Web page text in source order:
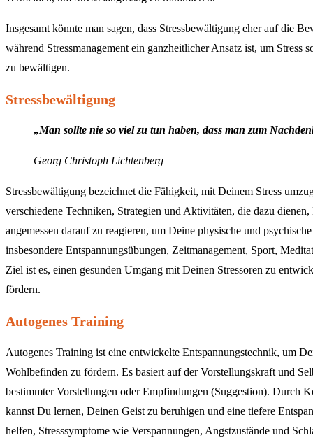
Insgesamt könnte man sagen, dass Stressbewältigung eher auf die
während Stressmanagement ein ganzheitlicher Ansatz ist, um Stress
zu bewältigen.
Stressbewältigung
„Man sollte nie so viel zu tun haben, dass man zum
Georg Christoph Lichtenberg
Stressbewältigung bezeichnet die Fähigkeit, mit Deinem Stress
verschiedene Techniken, Strategien und Aktivitäten, die dazu
angemessen darauf zu reagieren, um Deine physische und
insbesondere Entspannungsübungen, Zeitmanagement, Sport,
Ziel ist es, einen gesunden Umgang mit Deinen Stressoren zu
fördern.
Autogenes Training
Autogenes Training ist eine entwickelte Entspannungstechnik, um
Wohlbefinden zu fördern. Es basiert auf der Vorstellungskraft und
bestimmter Vorstellungen oder Empfindungen (Suggestion). Durch
kannst Du lernen, Deinen Geist zu beruhigen und eine tiefere
helfen, Stresssymptome wie Verspannungen, Angstzustände und